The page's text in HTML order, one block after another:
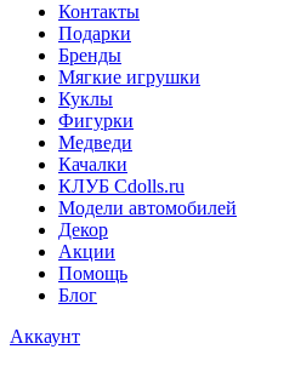
Контакты
Подарки
Бренды
Мягкие игрушки
Куклы
Фигурки
Медведи
Качалки
КЛУБ Cdolls.ru
Модели автомобилей
Декор
Акции
Помощь
Блог
Аккаунт